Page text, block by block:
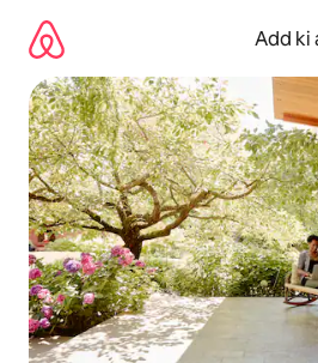
tartalomra
Add ki